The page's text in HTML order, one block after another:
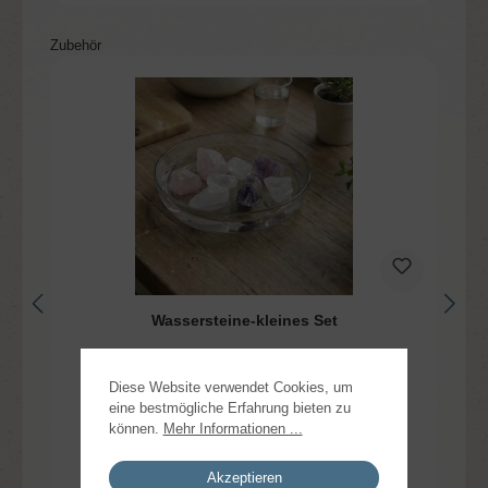
Produktgalerie überspringen
Zubehör
Wassersteine-kleines Set
5,95 €*
Diese Website verwendet Cookies, um
eine bestmögliche Erfahrung bieten zu
können.
Mehr Informationen ...
Akzeptieren